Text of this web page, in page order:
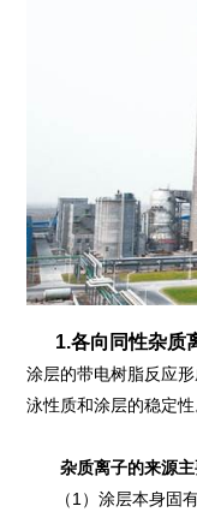
1.各向同性杂质
涂层的带电树脂反应
泳性质和涂层的稳定性
杂质离子的来源主
（1）涂层本身固有